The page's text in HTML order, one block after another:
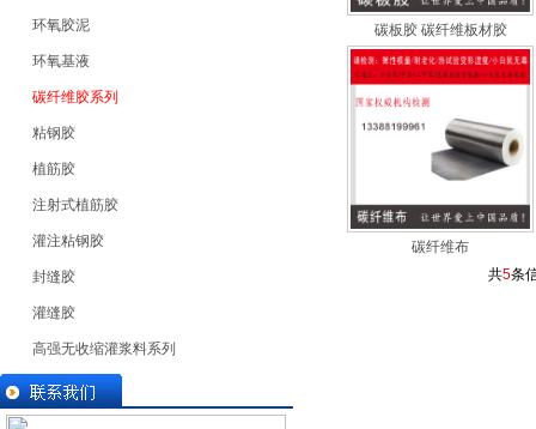
环氧胶泥
环氧基液
碳纤维胶系列
粘钢胶
植筋胶
注射式植筋胶
灌注粘钢胶
封缝胶
灌缝胶
高强无收缩灌浆料系列
碳板胶 碳纤维板材胶
碳纤维布
共5条